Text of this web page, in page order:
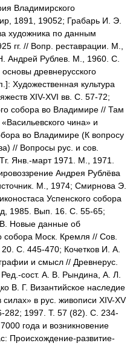
Владимирского
1891, 19052; Грабарь И. Э.
художника по данным
гг. // Вопр. реставрации. М.,
Андрей Рублев. М., 1960. С.
древнерусского
Художественная культура
XIV-XVI вв. С. 57-72;
собора во Владимире // Там
чина» и
во Владимире (К вопросу
// Вопросы рус. и сов.
Янв.-март 1971. М., 1971.
Андрея Рублёва
М., 1974; Смирнова Э.
Успенского собора
1985. Вып. 16. С. 55-65;
В. Новые данные об
собора Моск. Кремля // Сов.
С. 445-470; Кочетков И. А.
и смысл // Древнерус.
сост. А. В. Рындина, А. Л.
В. Г. Византийское наследие
в рус. живописи XIV-XV
282; 1997. Т. 57 (82). С. 234-
года и возникновение
Происхождение-развитие-